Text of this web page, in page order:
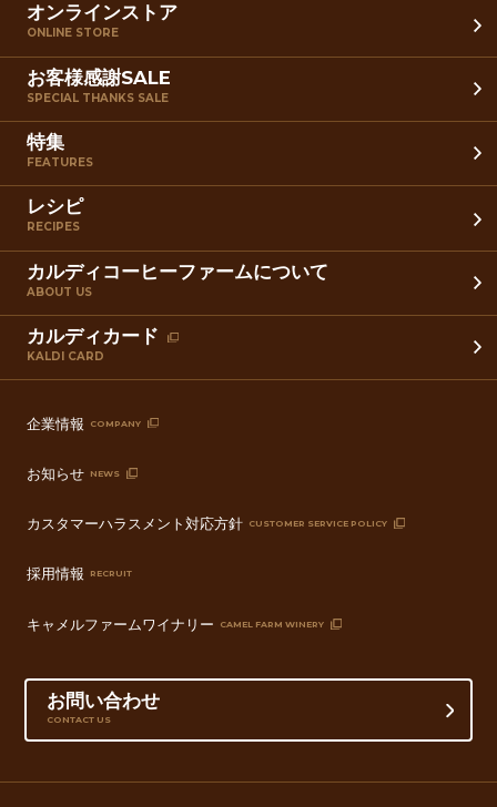
オンラインストア
ONLINE STORE
お客様感謝SALE
SPECIAL THANKS SALE
特集
FEATURES
レシピ
RECIPES
カルディコーヒーファームについて
ABOUT US
カルディカード
KALDI CARD
企業情報 COMPANY
お知らせ NEWS
カスタマーハラスメント対応方針 CUSTOMER SERVICE POLICY
採用情報 RECRUIT
キャメルファームワイナリー CAMEL FARM WINERY
お問い合わせ
CONTACT US